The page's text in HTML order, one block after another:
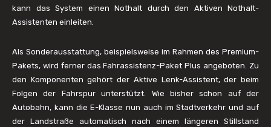
kann das System einen Nothalt durch den Aktiven Nothalt-
Assistenten einleiten.
Als Sonderausstattung, beispielsweise im Rahmen des Premium-
Pakets, wird ferner das Fahrassistenz-Paket Plus angeboten. Zu
den Komponenten gehört der Aktive Lenk-Assistent, der beim
Folgen der Fahrspur unterstützt. Wie bisher schon auf der
Autobahn, kann die E-Klasse nun auch im Stadtverkehr und auf
der Landstraße automatisch nach einem längeren Stillstand